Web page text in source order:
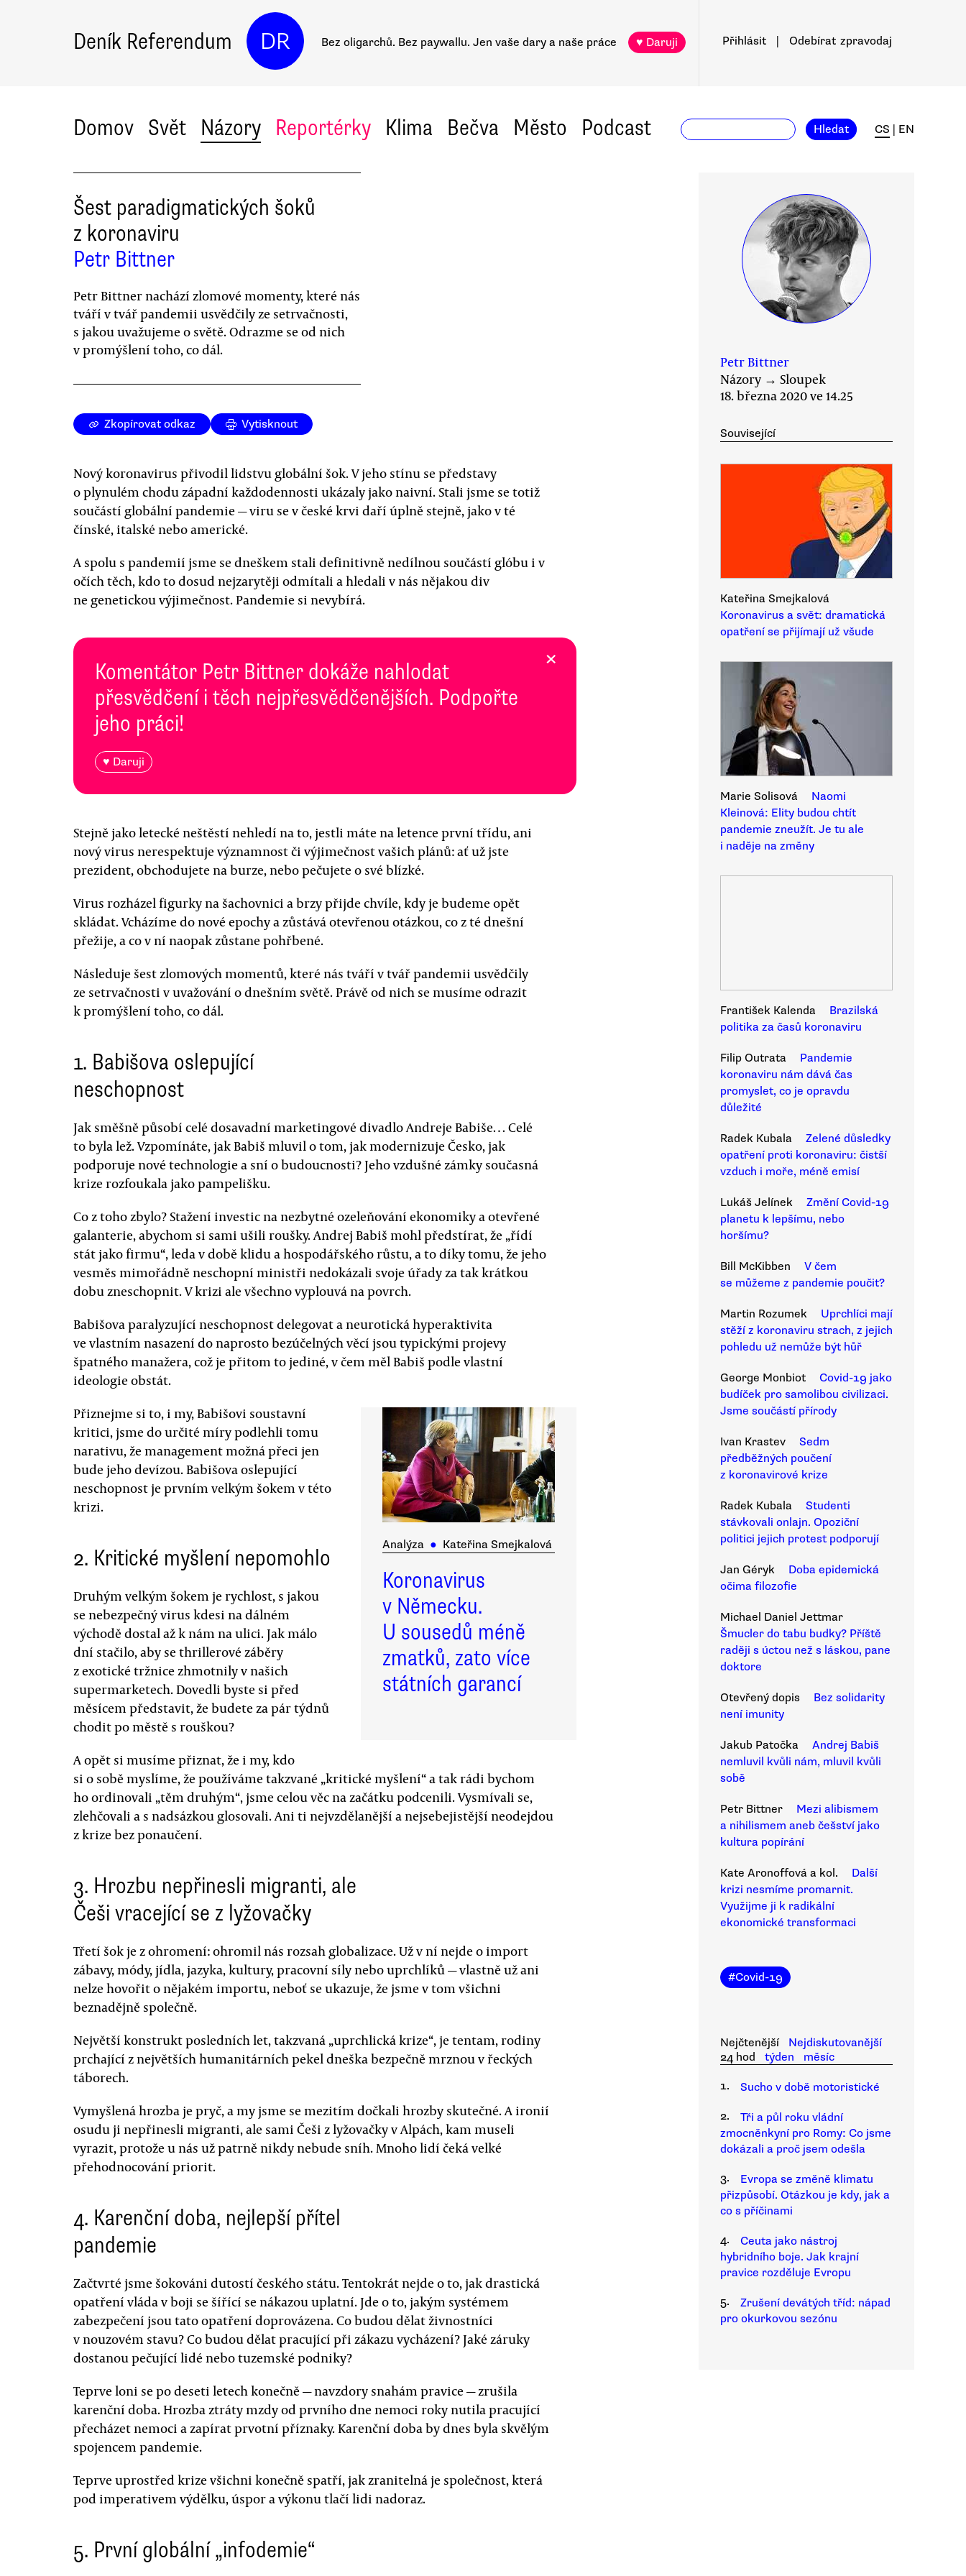
Deník Referendum DR Bez oligarchů. Bez paywallu. Jen vaše dary a naše práce ♥ Daruji Přihlásit Odebírat zpravodaj
Domov Svět Názory Reportérky Klima Bečva Město Podcast Hledat CS EN
Šest paradigmatických šoků
z koronaviru
Petr Bittner
Petr Bittner nachází zlomové momenty, které nás
tváří v tvář pandemii usvědčily ze setrvačnosti,
s jakou uvažujeme o světě. Odrazme se od nich
v promýšlení toho, co dál.
Zkopírovat odkaz Vytisknout
Nový koronavirus přivodil lidstvu globální šok. V jeho stínu se představy
o plynulém chodu západní každodennosti ukázaly jako naivní. Stali jsme se totiž
součástí globální pandemie — viru se v české krvi daří úplně stejně, jako v té
čínské, italské nebo americké.
A spolu s pandemií jsme se dneškem stali definitivně nedílnou součástí glóbu i v
očích těch, kdo to dosud nejzarytěji odmítali a hledali v nás nějakou div
ne genetickou výjimečnost. Pandemie si nevybírá.
Komentátor Petr Bittner dokáže nahlodat
přesvědčení i těch nejpřesvědčenějších. Podpořte
jeho práci!
♥ Daruji
×
Stejně jako letecké neštěstí nehledí na to, jestli máte na letence první třídu, ani
nový virus nerespektuje významnost či výjimečnost vašich plánů: ať už jste
prezident, obchodujete na burze, nebo pečujete o své blízké.
Virus rozházel figurky na šachovnici a brzy přijde chvíle, kdy je budeme opět
skládat. Vcházíme do nové epochy a zůstává otevřenou otázkou, co z té dnešní
přežije, a co v ní naopak zůstane pohřbené.
Následuje šest zlomových momentů, které nás tváří v tvář pandemii usvědčily
ze setrvačnosti v uvažování o dnešním světě. Právě od nich se musíme odrazit
k promýšlení toho, co dál.
1. Babišova oslepující
neschopnost
Jak směšně působí celé dosavadní marketingové divadlo Andreje Babiše… Celé
to byla lež. Vzpomínáte, jak Babiš mluvil o tom, jak modernizuje Česko, jak
podporuje nové technologie a sní o budoucnosti? Jeho vzdušné zámky současná
krize rozfoukala jako pampelišku.
Co z toho zbylo? Stažení investic na nezbytné ozeleňování ekonomiky a otevřené
galanterie, abychom si sami ušili roušky. Andrej Babiš mohl předstírat, že „řídí
stát jako firmu“, leda v době klidu a hospodářského růstu, a to díky tomu, že jeho
vesměs mimořádně neschopní ministři nedokázali svoje úřady za tak krátkou
dobu zneschopnit. V krizi ale všechno vyplouvá na povrch.
Babišova paralyzující neschopnost delegovat a neurotická hyperaktivita
ve vlastním nasazení do naprosto bezúčelných věcí jsou typickými projevy
špatného manažera, což je přitom to jediné, v čem měl Babiš podle vlastní
ideologie obstát.
Analýza ● Kateřina Smejkalová
Koronavirus
v Německu.
U sousedů méně
zmatků, zato více
státních garancí
Přiznejme si to, i my, Babišovi soustavní
kritici, jsme do určité míry podlehli tomu
narativu, že management možná přeci jen
bude jeho devízou. Babišova oslepující
neschopnost je prvním velkým šokem v této
krizi.
2. Kritické myšlení nepomohlo
Druhým velkým šokem je rychlost, s jakou
se nebezpečný virus kdesi na dálném
východě dostal až k nám na ulici. Jak málo
dní stačilo, aby se thrillerové záběry
z exotické tržnice zhmotnily v našich
supermarketech. Dovedli byste si před
měsícem představit, že budete za pár týdnů
chodit po městě s rouškou?
A opět si musíme přiznat, že i my, kdo
si o sobě myslíme, že používáme takzvané „kritické myšlení“ a tak rádi bychom
ho ordinovali „těm druhým“, jsme celou věc na začátku podcenili. Vysmívali se,
zlehčovali a s nadsázkou glosovali. Ani ti nejvzdělanější a nejsebejistější neodejdou
z krize bez ponaučení.
3. Hrozbu nepřinesli migranti, ale
Češi vracející se z lyžovačky
Třetí šok je z ohromení: ohromil nás rozsah globalizace. Už v ní nejde o import
zábavy, módy, jídla, jazyka, kultury, pracovní síly nebo uprchlíků — vlastně už ani
nelze hovořit o nějakém importu, neboť se ukazuje, že jsme v tom všichni
beznadějně společně.
Největší konstrukt posledních let, takzvaná „uprchlická krize“, je tentam, rodiny
prchající z největších humanitárních pekel dneška bezpečně mrznou v řeckých
táborech.
Vymyšlená hrozba je pryč, a my jsme se mezitím dočkali hrozby skutečné. A ironií
osudu ji nepřinesli migranti, ale sami Češi z lyžovačky v Alpách, kam museli
vyrazit, protože u nás už patrně nikdy nebude sníh. Mnoho lidí čeká velké
přehodnocování priorit.
4. Karenční doba, nejlepší přítel
pandemie
Začtvrté jsme šokováni dutostí českého státu. Tentokrát nejde o to, jak drastická
opatření vláda v boji se šířící se nákazou uplatní. Jde o to, jakým systémem
zabezpečení jsou tato opatření doprovázena. Co budou dělat živnostníci
v nouzovém stavu? Co budou dělat pracující při zákazu vycházení? Jaké záruky
dostanou pečující lidé nebo tuzemské podniky?
Teprve loni se po deseti letech konečně — navzdory snahám pravice — zrušila
karenční doba. Hrozba ztráty mzdy od prvního dne nemoci roky nutila pracující
přecházet nemoci a zapírat prvotní příznaky. Karenční doba by dnes byla skvělým
spojencem pandemie.
Teprve uprostřed krize všichni konečně spatří, jak zranitelná je společnost, která
pod imperativem výdělku, úspor a výkonu tlačí lidi nadoraz.
5. První globální „infodemie“
Petr Bittner
Názory → Sloupek
18. března 2020 ve 14.25
Související
Kateřina Smejkalová
Koronavirus a svět: dramatická
opatření se přijímají už všude
Marie Solisová
Naomi
Kleinová: Elity budou chtít
pandemie zneužít. Je tu ale
i naděje na změny
František Kalenda
Brazilská
politika za časů koronaviru
Filip Outrata
Pandemie
koronaviru nám dává čas
promyslet, co je opravdu
důležité
Radek Kubala
Zelené důsledky
opatření proti koronaviru: čistší
vzduch i moře, méně emisí
Lukáš Jelínek
Změní Covid-19
planetu k lepšímu, nebo
horšímu?
Bill McKibben
V čem
se můžeme z pandemie poučit?
Martin Rozumek
Uprchlíci mají
stěží z koronaviru strach, z jejich
pohledu už nemůže být hůř
George Monbiot
Covid-19 jako
budíček pro samolibou civilizaci.
Jsme součástí přírody
Ivan Krastev
Sedm
předběžných poučení
z koronavirové krize
Radek Kubala
Studenti
stávkovali onlajn. Opoziční
politici jejich protest podporují
Jan Géryk
Doba epidemická
očima filozofie
Michael Daniel Jettmar
Šmucler do tabu budky? Příště
raději s úctou než s láskou, pane
doktore
Otevřený dopis
Bez solidarity
není imunity
Jakub Patočka
Andrej Babiš
nemluvil kvůli nám, mluvil kvůli
sobě
Petr Bittner
Mezi alibismem
a nihilismem aneb češství jako
kultura popírání
Kate Aronoffová a kol.
Další
krizi nesmíme promarnit.
Využijme ji k radikální
ekonomické transformaci
#Covid-19
Nejčtenější
Nejdiskutovanější
24 hod
týden
měsíc
1.
Sucho v době motoristické
2.
Tři a půl roku vládní
zmocněnkyní pro Romy: Co jsme
dokázali a proč jsem odešla
3.
Evropa se změně klimatu
přizpůsobí. Otázkou je kdy, jak a
co s příčinami
4.
Ceuta jako nástroj
hybridního boje. Jak krajní
pravice rozděluje Evropu
5.
Zrušení devátých tříd: nápad
pro okurkovou sezónu